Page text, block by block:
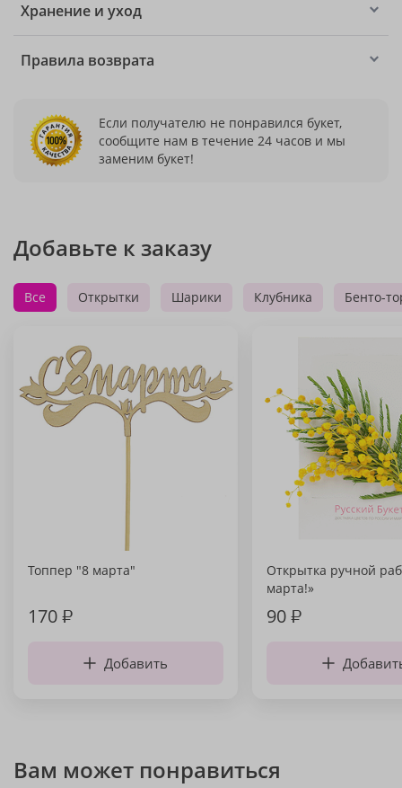
Хранение и уход
Правила возврата
Если получателю не понравился букет,
сообщите нам в течение 24 часов и мы
заменим букет!
Добавьте к заказу
Все Открытки Шарики Клубника Бенто-
Топпер "8 марта"
170₽
Добавить
Открытка ручной
марта!»
90₽
Вам может понравиться